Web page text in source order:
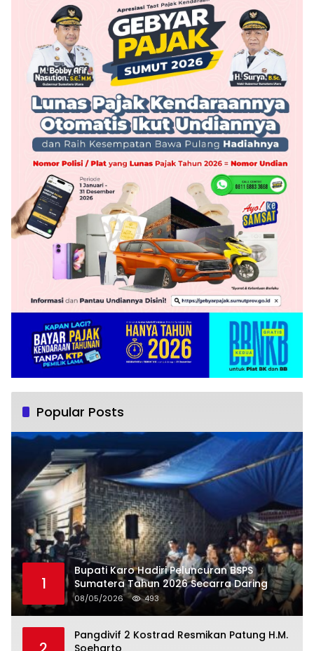
Popular Posts
1
Bupati Karo Hadiri Peluncuran BSPS
Sumatera Tahun 2026 Secarra Daring
08/05/2026 493
Pangdivif 2 Kostrad Resmikan Patung H.M.
Soeharto